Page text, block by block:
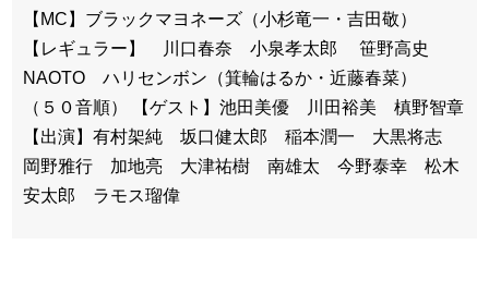
【MC】ブラックマヨネーズ（小杉竜一・吉田敬）
【レギュラー】 川口春奈 小泉孝太郎 笹野高史
NAOTO ハリセンボン（箕輪はるか・近藤春菜）
（５０音順） 【ゲスト】池田美優 川田裕美 槙野智章
【出演】有村架純 坂口健太郎 稲本潤一 大黒将志
岡野雅行 加地亮 大津祐樹 南雄太 今野泰幸 松木
安太郎 ラモス瑠偉